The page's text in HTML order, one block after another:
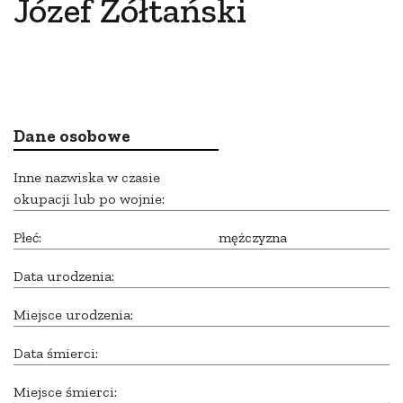
Józef Żółtański
Dane osobowe
Inne nazwiska w czasie
okupacji lub po wojnie:
Płeć: mężczyzna
Data urodzenia:
Miejsce urodzenia:
Data śmierci:
Miejsce śmierci: